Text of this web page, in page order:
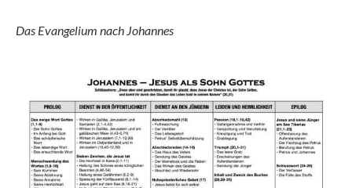
Das Evangelium nach Johannes